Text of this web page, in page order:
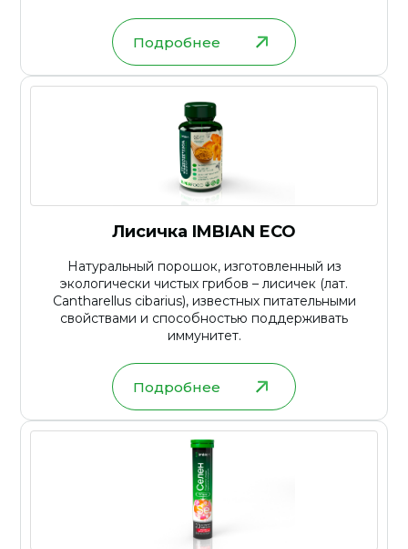
Подробнее
Лисичка IMBIAN ECO
Натуральный порошок, изготовленный из
экологически чистых грибов – лисичек (лат.
Cantharellus cibarius), известных питательными
свойствами и способностью поддерживать
иммунитет.
Подробнее